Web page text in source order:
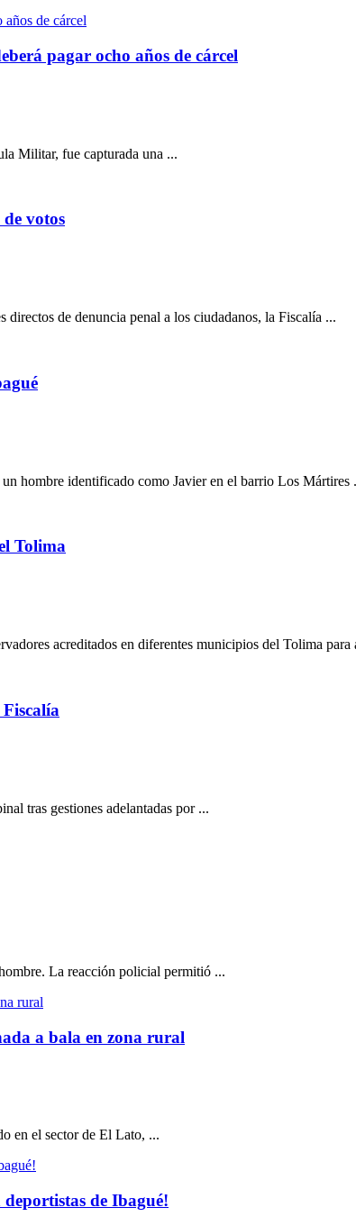
pagar ocho años de cárcel
Militar, fue capturada una ...
votos
de denuncia penal a los ciudadanos, la Fiscalía ...
hombre identificado como Javier en el barrio Los Mártires
Tolima
acreditados en diferentes municipios del Tolima para
tras gestiones adelantadas por ...
La reacción policial permitió ...
a bala en zona rural
en el sector de El Lato, ...
de Ibagué!